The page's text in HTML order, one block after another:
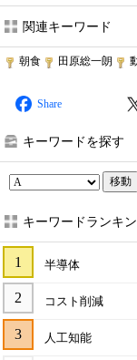
関連キーワード
朝食 田原総一朗
Share
キーワードを探す
移動
キーワードランキ
半導体
コスト削減
人工知能